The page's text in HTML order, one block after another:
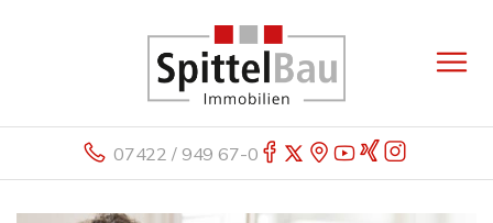
07422 / 949 67-0